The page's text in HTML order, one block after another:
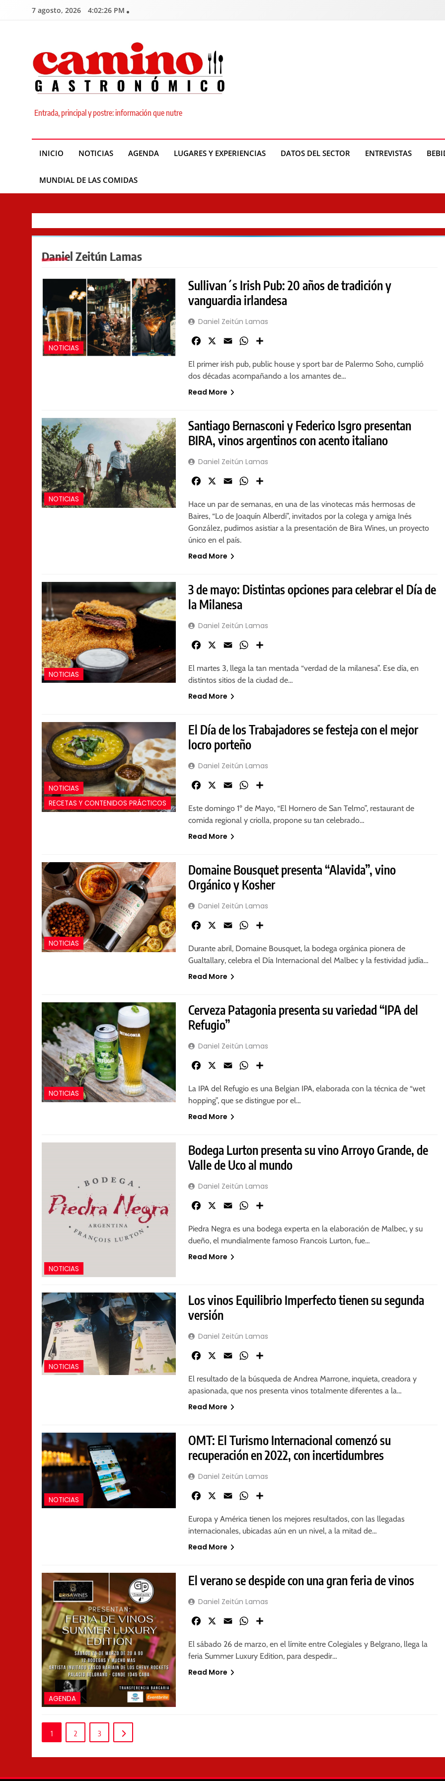
7 agosto, 2026 4:02:27 PM
Camino Gastronómico
Entrada, principal y postre: información que nutre
INICIO NOTICIAS AGENDA LUGARES Y EXPERIENCIAS DATOS DEL SECTOR ENTREVISTAS
MUNDIAL DE LAS COMIDAS
Daniel Zeitún Lamas
NOTICIAS
Sullivan´s Irish Pub: 20 años de tradición y
vanguardia irlandesa
Daniel Zeitún Lamas
Facebook Email WhatsApp
El primer irish pub, public house y sport bar de Palermo Soho, cumplió
dos décadas acompañando a los amantes de…
Read More
NOTICIAS
Santiago Bernasconi y Federico Isgro presentan
BIRA, vinos argentinos con acento italiano
Daniel Zeitún Lamas
Facebook Email WhatsApp
Hace un par de semanas, en una de las vinotecas más hermosas de
Baires, “Lo de Joaquín Alberdi”, invitados por la colega y amiga Inés
González, pudimos asistiar a la presentación de Bira Wines, un proyecto
único en el país.
Read More
NOTICIAS
3 de mayo: Distintas opciones para celebrar el Día de
la Milanesa
Daniel Zeitún Lamas
Facebook Email WhatsApp
El martes 3, llega la tan mentada “verdad de la milanesa”. Ese día, en
distintos sitios de la ciudad de…
Read More
NOTICIAS
RECETAS Y CONTENIDOS PRÁCTICOS
El Día de los Trabajadores se festeja con el mejor
locro porteño
Daniel Zeitún Lamas
Facebook Email WhatsApp
Este domingo 1º de Mayo, “El Hornero de San Telmo”, restaurant de
comida regional y criolla, propone su tan celebrado…
Read More
NOTICIAS
Domaine Bousquet presenta “Alavida”, vino
Orgánico y Kosher
Daniel Zeitún Lamas
Facebook Email WhatsApp
Durante abril, Domaine Bousquet, la bodega orgánica pionera de
Gualtallary, celebra el Día Internacional del Malbec y la festividad judía…
Read More
NOTICIAS
Cerveza Patagonia presenta su variedad “IPA del
Refugio”
Daniel Zeitún Lamas
Facebook Email WhatsApp
La IPA del Refugio es una Belgian IPA, elaborada con la técnica de “wet
hopping”, que se distingue por el…
Read More
NOTICIAS
Bodega Lurton presenta su vino Arroyo Grande, de
Valle de Uco al mundo
Daniel Zeitún Lamas
Facebook Email WhatsApp
Piedra Negra es una bodega experta en la elaboración de Malbec, y su
dueño, el mundialmente famoso Francois Lurton, fue…
Read More
NOTICIAS
Los vinos Equilibrio Imperfecto tienen su segunda
versión
Daniel Zeitún Lamas
Facebook Email WhatsApp
El resultado de la búsqueda de Andrea Marrone, inquieta, creadora y
apasionada, que nos presenta vinos totalmente diferentes a la…
Read More
NOTICIAS
OMT: El Turismo Internacional comenzó su
recuperación en 2022, con incertidumbres
Daniel Zeitún Lamas
Facebook Email WhatsApp
Europa y América tienen los mejores resultados, con las llegadas
internacionales, ubicadas aún en un nivel, a la mitad de…
Read More
AGENDA
El verano se despide con una gran feria de vinos
Daniel Zeitún Lamas
Facebook Email WhatsApp
El sábado 26 de marzo, en el límite entre Colegiales y Belgrano, llega la
feria Summer Luxury Edition, para despedir…
Read More
1 2 3